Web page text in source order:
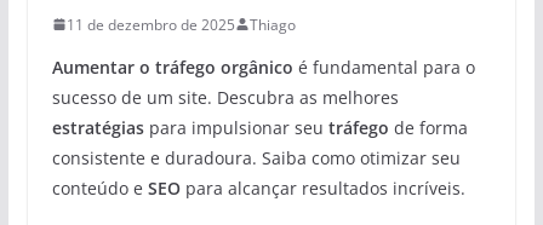
11 de dezembro de 2025 Thiago
Aumentar o tráfego orgânico é fundamental para o
sucesso de um site. Descubra as melhores
estratégiaspara impulsionar seu tráfego de forma
consistente e duradoura. Saiba como otimizar seu
conteúdo e SEOpara alcançar resultados incríveis.